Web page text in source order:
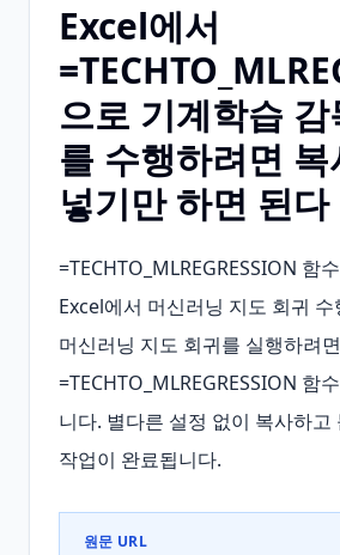
Excel에서
으로 기계학습 감
를 수행하려면 복
넣기만 하면 된다
=TECHTO_MLREGRESSION 함
Excel에서 머신러닝 지도 회귀
머신러닝 지도 회귀를 실행하려면
=TECHTO_MLREGRESSION 함
니다. 별다른 설정 없이 복사하고
작업이 완료됩니다.
원문 URL